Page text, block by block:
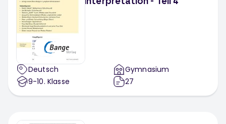
Deutsch
9-10. Klasse
Gymnasium
27